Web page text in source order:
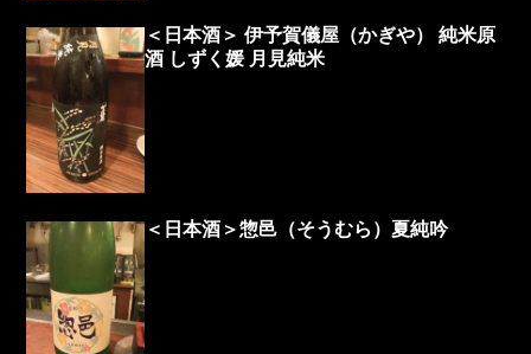
＜日本酒＞ 伊予賀儀屋（かぎや） 純米原
酒 しずく媛 月見純米
＜日本酒＞惣邑（そうむら）夏純吟